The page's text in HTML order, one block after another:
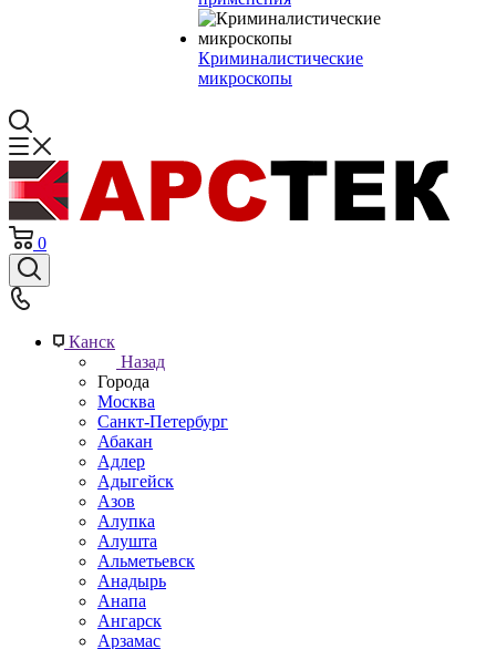
Криминалистические
микроскопы
0
Канск
Назад
Города
Москва
Санкт-Петербург
Абакан
Адлер
Адыгейск
Азов
Алупка
Алушта
Альметьевск
Анадырь
Анапа
Ангарск
Арзамас